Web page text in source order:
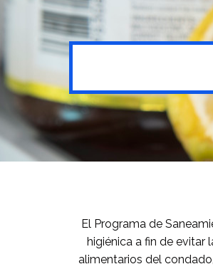
El Programa de
higiénica a fin de evitar
alimentarios del